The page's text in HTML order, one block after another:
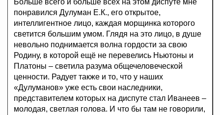
Больше всего и больше всех на этом диспуте мне
понравился Дулуман Е.К., его открытое,
интеллигентное лицо, каждая морщинка которого
светится большим умом. Глядя на это лицо, в душе
невольно поднимается волна гордости за свою
Родину, в которой ещё не перевелись Ньютоны и
Платоны – светила разума общечеловеческой
ценности. Радует также и то, что у наших
«Дулуманов» уже есть свои наследники,
представителем которых на диспуте стал Иванеев –
молодая, светлая голова. И что бы там не говорили,